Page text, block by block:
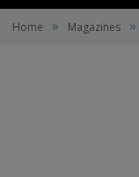
Home » Magazines »